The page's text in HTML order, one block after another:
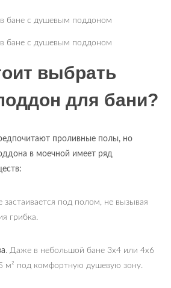
выбрать
для бани?
проливные полы, но
в моечной имеет ряд
застаивается под полом, не вызывая
грибка.
. Даже в небольшой бане 3х4 или 4х6
м² под комфортную душевую зону.